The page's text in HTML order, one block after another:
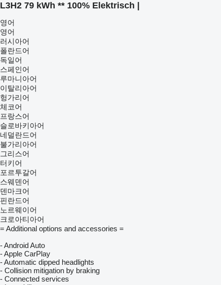
L3H2 79 kWh ** 100% Elektrisch |
영어
영어
러시아어
폴란드어
독일어
스페인어
루마니아어
이탈리아어
헝가리어
체코어
프랑스어
슬로바키아어
네덜란드어
불가리아어
그리스어
터키어
포르투갈어
스웨덴어
덴마크어
핀란드어
노르웨이어
크로아티아어
= Additional options and accessories =
- Android Auto
- Apple CarPlay
- Automatic dipped headlights
- Collision mitigation by braking
- Connected services